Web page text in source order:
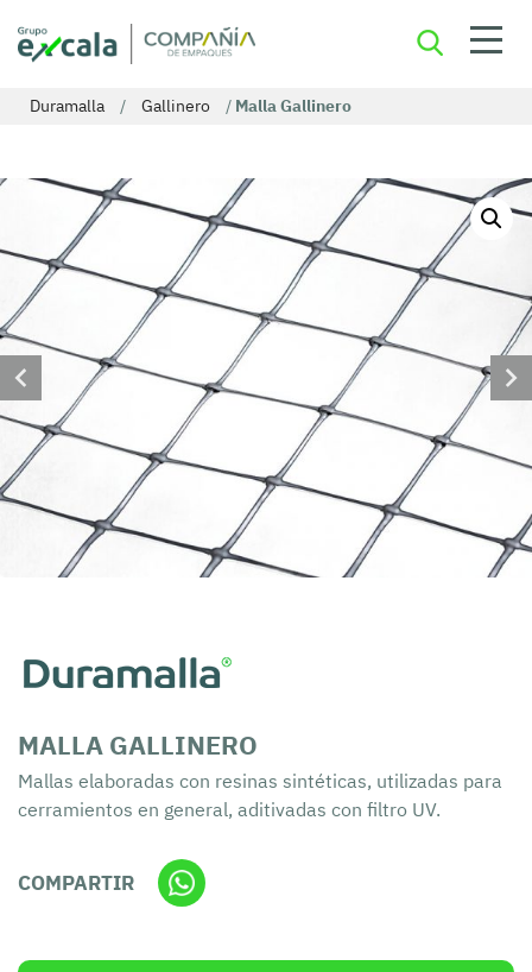
Duramalla / Gallinero / Malla Gallinero
MALLA GALLINERO
Mallas elaboradas con resinas sintéticas, utilizadas para
cerramientos en general, aditivadas con filtro UV.
COMPARTIR